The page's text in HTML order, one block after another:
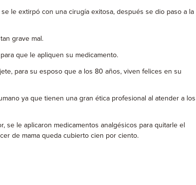
le extirpó con una cirugía exitosa, después se dio paso a la
grave mal.
que le apliquen su medicamento.
para su esposo que a los 80 años, viven felices en su
ya que tienen una gran ética profesional al atender a los
se le aplicaron medicamentos analgésicos para quitarle el
de mama queda cubierto cien por ciento.